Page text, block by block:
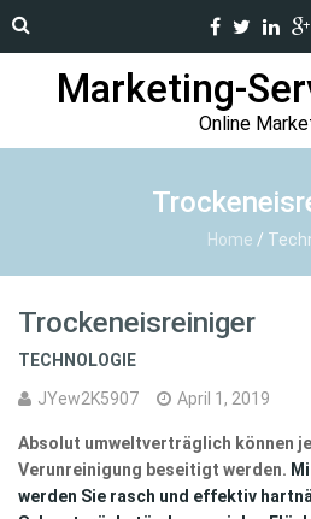
Marketing-
Online
Home /
Trockeneisreiniger
TECHNOLOGIE
JYew2K5907
April 1, 2019
Absolut umweltverträglich können
Verunreinigung beseitigt werden.
werden Sie rasch und effektiv